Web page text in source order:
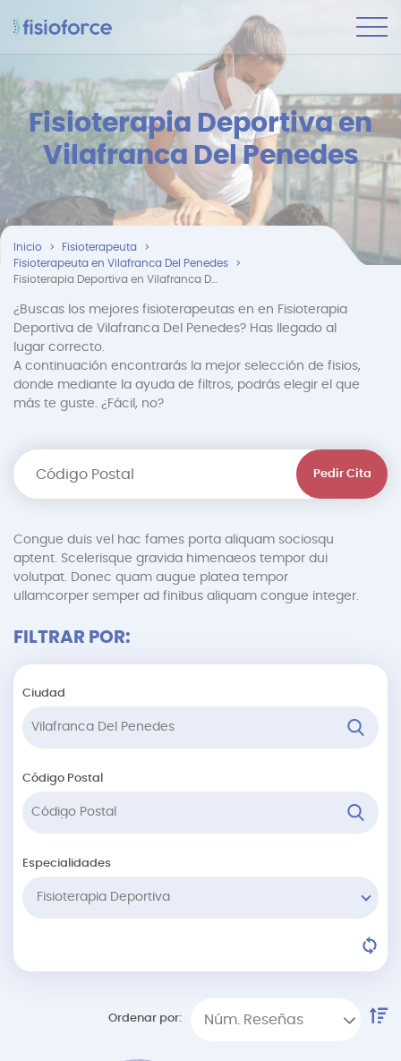
Fisioterapia Deportiva en
Vilafranca Del Penedes
Inicio
Fisioterapeuta
Fisioterapeuta en Vilafranca Del Penedes
¿Buscas los mejores fisioterapeutas en en Fisioterapia
Deportiva de Vilafranca Del Penedes? Has llegado al
lugar correcto.
A continuación encontrarás la mejor selección de fisios,
donde mediante la ayuda de filtros, podrás elegir el que
más te guste. ¿Fácil, no?
Pedir Cita
Congue duis vel hac fames porta aliquam sociosqu
aptent. Scelerisque gravida himenaeos tempor dui
volutpat. Donec quam augue platea tempor
ullamcorper semper ad finibus aliquam congue integer.
FILTRAR POR:
Ciudad
Código Postal
Especialidades
Fisioterapia Deportiva
Ordenar por: Núm. Reseñas